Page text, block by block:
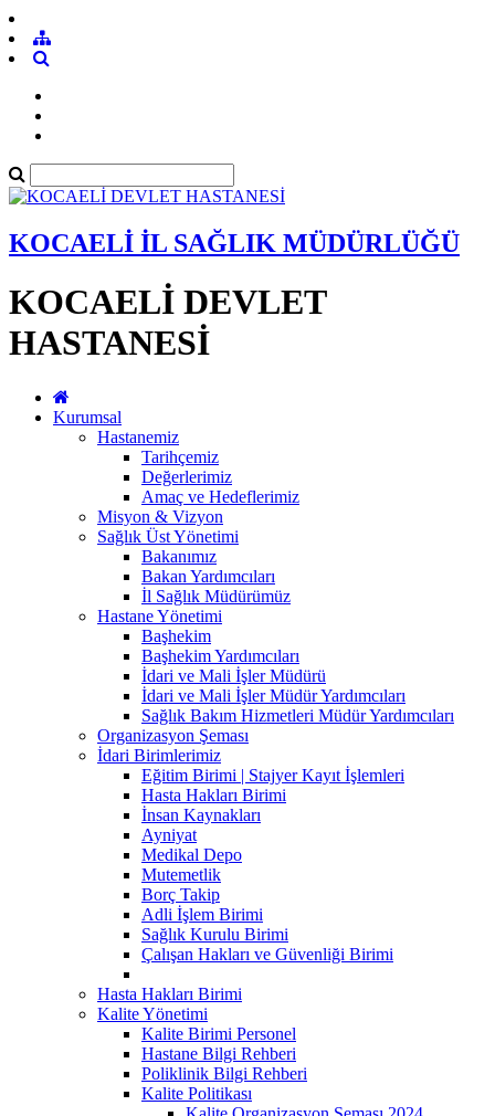
KOCAELİ İL SAĞLIK MÜDÜRLÜĞÜ
KOCAELİ DEVLET
HASTANESİ
Kurumsal
Hastanemiz
Tarihçemiz
Değerlerimiz
Amaç ve Hedeflerimiz
Misyon & Vizyon
Sağlık Üst Yönetimi
Bakanımız
Bakan Yardımcıları
İl Sağlık Müdürümüz
Hastane Yönetimi
Başhekim
Başhekim Yardımcıları
İdari ve Mali İşler Müdürü
İdari ve Mali İşler Müdür Yardımcıları
Sağlık Bakım Hizmetleri Müdür Yardımcıları
Organizasyon Şeması
İdari Birimlerimiz
Eğitim Birimi | Stajyer Kayıt İşlemleri
Hasta Hakları Birimi
İnsan Kaynakları
Ayniyat
Medikal Depo
Mutemetlik
Borç Takip
Adli İşlem Birimi
Sağlık Kurulu Birimi
Çalışan Hakları ve Güvenliği Birimi
Hasta Hakları Birimi
Kalite Yönetimi
Kalite Birimi Personel
Hastane Bilgi Rehberi
Poliklinik Bilgi Rehberi
Kalite Politikası